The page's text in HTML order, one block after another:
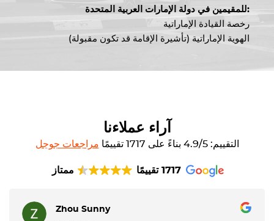
للمقيمين في دولة الإمارات العربية المتحدة:
رخصة القيادة الإماراتية
الهوية الإماراتية (تأشيرة الإقامة قد تكون مقبولة)
آراء عملاءنا
التقييم: 4.9/5 بناءً على 1717 تقييمًا مراجعات جوجل
ممتاز 1717 تقييمًا
Zhou Sunny